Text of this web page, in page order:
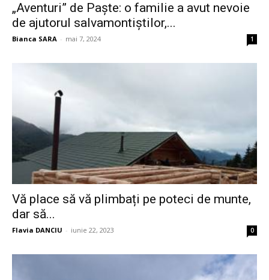
„Aventuri” de Paște: o familie a avut nevoie
de ajutorul salvamontiștilor,...
Bianca SARA - mai 7, 2024 1
Vă place să vă plimbați pe poteci de munte,
dar să...
Flavia DANCIU - iunie 22, 2023 0